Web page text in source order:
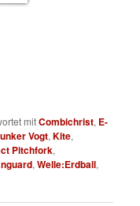
mitCombichrist, E-
Vogt,Kite,
Pitchfork,
,Welle:Erdball,